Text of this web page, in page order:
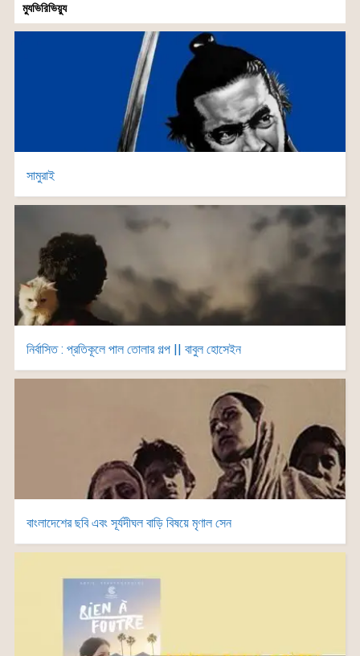
ম্যুভিরিভিয়্যু
সামুরাই
নির্বাসিত : প্রতিকূলে পাল তোলার গল্প || বাবুল হোসেইন
বাংলাদেশের ছবি এবং সূর্যদীঘল বাড়ি বিষয়ে মৃণাল সেন